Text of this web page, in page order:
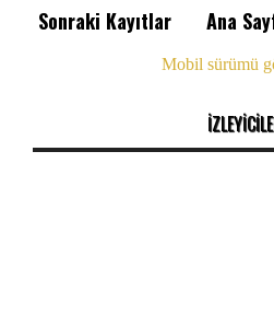
Sonraki Kayıtlar Ana
Mobil sürümü